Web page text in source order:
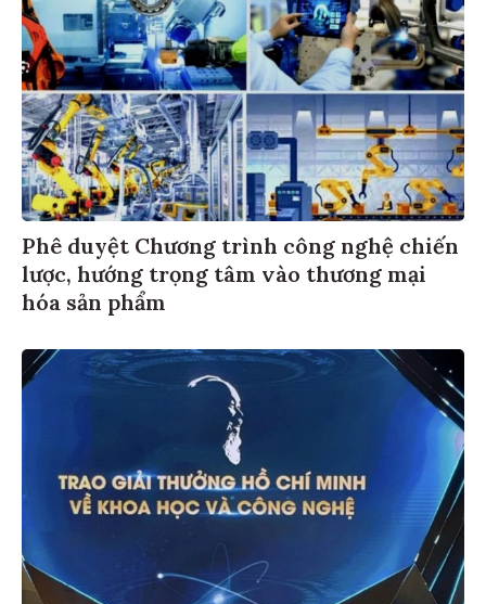
Phê duyệt Chương trình công nghệ chiến
lược, hướng trọng tâm vào thương mại
hóa sản phẩm